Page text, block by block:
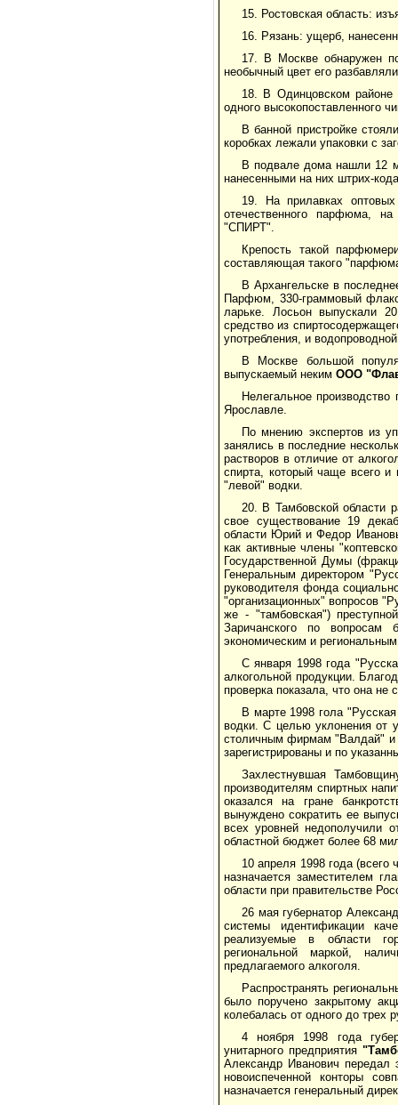
15. Ростовская область:
16. Рязань: ущерб,
17. В Москве обнаружен
необычный цвет его
18. В Одинцовском районе
одного высокопоставленного
В банной пристройке
коробках лежали упаковки с
В подвале дома нашли 12
нанесенными на них штрих-
19. На прилавках
отечественного парфюма,
"СПИРТ".
Крепость такой
составляющая такого
В Архангельске в
Парфюм, 330-граммовый
ларьке. Лосьон выпускали
средство из
употребления, и
В Москве большой
выпускаемый неким ООО
Нелегальное
Ярославле.
По мнению экспертов из
занялись в последние
растворов в отличие от
спирта, который чаще всего и
"левой" водки.
20. В Тамбовской области
свое существование 19
области Юрий и Федор
как активные члены
Государственной Думы
Генеральным директором
руководителя фонда
"организационных" вопросов
же - "тамбовская")
Заричанского по вопросам
экономическим и
С января 1998 года
алкогольной продукции.
проверка показала, что она
В марте 1998 гола
водки. С целью уклонения от
столичным фирмам "Валдай" и
зарегистрированы и по
Захлестнувшая
производителям спиртных
оказался на гране
вынуждено сократить ее
всех уровней недополучили
областной бюджет более 68
10 апреля 1998 года
назначается заместителем
области при правительстве
26 мая губернатор
системы идентификации
реализуемые в области
региональной маркой,
предлагаемого алкоголя.
Распространять
было поручено закрытому
колебалась от одного до трех
4 ноября 1998 года
унитарного предприятия
Александр Иванович передал
новоиспеченной конторы
назначается генеральный